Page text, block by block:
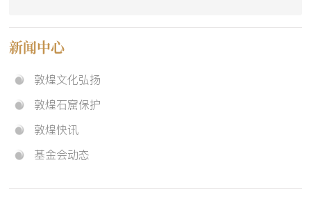
新闻中心
敦煌文化弘扬
敦煌石窟保护
敦煌快讯
基金会动态